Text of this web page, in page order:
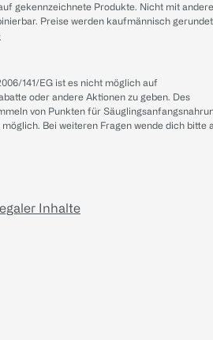
gekennzeichnete Produkte. Nicht mit
Preise werden kaufmännisch
141/EG ist es nicht möglich auf
oder andere Aktionen zu geben. Des
von Punkten für
Bei weiteren Fragen wende dich bitte
Inhalte